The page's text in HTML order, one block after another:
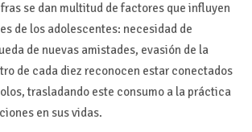
se dan multitud de factores que influyen
de los adolescentes: necesidad de
de nuevas amistades, evasión de la
de cada diez reconocen estar conectados
trasladando este consumo a la práctica
en sus vidas.